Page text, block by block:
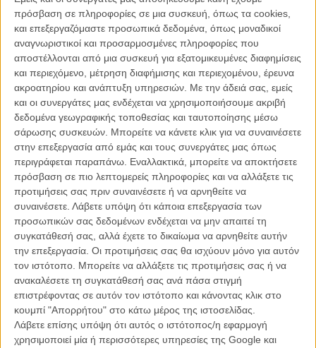
πρόσβαση σε πληροφορίες σε μια συσκευή, όπως τα cookies,
και επεξεργαζόμαστε προσωπικά δεδομένα, όπως μοναδικοί
αναγνωριστικοί και προσαρμοσμένες πληροφορίες που
αποστέλλονται από μια συσκευή για εξατομικευμένες διαφημίσεις
και περιεχόμενο, μέτρηση διαφήμισης και περιεχομένου, έρευνα
ακροατηρίου και ανάπτυξη υπηρεσιών. Με την άδειά σας, εμείς
και οι συνεργάτες μας ενδέχεται να χρησιμοποιήσουμε ακριβή
δεδομένα γεωγραφικής τοποθεσίας και ταυτοποίησης μέσω
σάρωσης συσκευών. Μπορείτε να κάνετε κλικ για να συναινέσετε
στην επεξεργασία από εμάς και τους συνεργάτες μας όπως
περιγράφεται παραπάνω. Εναλλακτικά, μπορείτε να αποκτήσετε
πρόσβαση σε πιο λεπτομερείς πληροφορίες και να αλλάξετε τις
προτιμήσεις σας πριν συναινέσετε ή να αρνηθείτε να
συναινέσετε. Λάβετε υπόψη ότι κάποια επεξεργασία των
προσωπικών σας δεδομένων ενδέχεται να μην απαιτεί τη
συγκατάθεσή σας, αλλά έχετε το δικαίωμα να αρνηθείτε αυτήν
την επεξεργασία. Οι προτιμήσεις σας θα ισχύουν μόνο για αυτόν
τον ιστότοπο. Μπορείτε να αλλάξετε τις προτιμήσεις σας ή να
ανακαλέσετε τη συγκατάθεσή σας ανά πάσα στιγμή
επιστρέφοντας σε αυτόν τον ιστότοπο και κάνοντας κλικ στο
κουμπί "Απορρήτου" στο κάτω μέρος της ιστοσελίδας.
Λάβετε επίσης υπόψη ότι αυτός ο ιστότοπος/η εφαρμογή
χρησιμοποιεί μία ή περισσότερες υπηρεσίες της Google και
του κι αυτό λέει ήδη πολλά.
Οι δυο κεντρικοί ήρωες, ο Μονμιράιγ κι ο Ζακούιγ, ταξιδεύουν αυτή
τη φορά στα χρόνια του Τρόμου του Ροβεσπιέρου, μετά τη Γαλλική
Επανάσταση, όπου οι δυο τους βρίσκονται σε αντίθετα στρατόπεδα
στην άγρια πάλη των αριστοκρατών και των «νέων πολιτών». Η
ταινία θα μπορούσε να έχει μεγαλύτερο ενδιαφέρον για το γαλλικό
κοινό, τόσο γιατί καταπιάνεται σατιρικά μ' αυτό το τεράστιο κεφάλαιο
της ιστορίας του, όσο και γιατί είναι γεμάτη αναφορές στο ίδιο το
γαλλικό σινεμά. Δεν καταφέρνει ούτε αυτό.
Για όσους το "κακάκια" δεν προκαλεί
πια γέλιο, η ταινία φέρνει μόνο
εκνευρισμό.»
Σ' αυτήν εδώ, την τρίτη περιπέτειά τους, ο Μονμιράιγ (Ζαν Ρενό) κι
ο πιστός του υπηρέτης Ζαγούιγ (Κριστιάν Κλαβιέ - και
συνσεναριογράφος της ταινίας), παίρνουν μέρος στα «σαλόνια» της
επανάστασης, στις εθνοσυνελεύσεις και σε άφθονα τσιμπούσια,
καθώς ο πρώτος βρίσκεται κατατρεγμένος ως αριστοκράτης κι ο